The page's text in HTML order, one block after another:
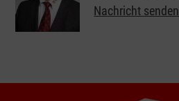
Nachricht senden